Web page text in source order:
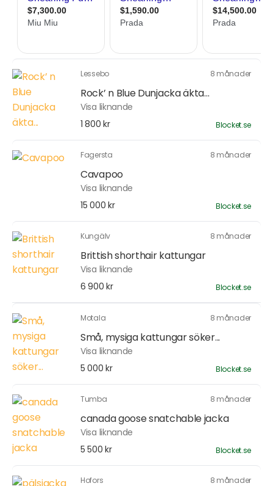
Lessebo 8 månader
Rock’ n Blue Dunjacka äkta...
Visa liknande
1 800 kr
Blocket.se
Fagersta 8 månader
Cavapoo
Visa liknande
15 000 kr
Blocket.se
Kungälv 8 månader
Brittish shorthair kattungar
Visa liknande
6 900 kr
Blocket.se
Motala 8 månader
Små, mysiga kattungar söker...
Visa liknande
5 000 kr
Blocket.se
Tumba 8 månader
canada goose snatchable jacka
Visa liknande
5 500 kr
Blocket.se
Hofors 8 månader